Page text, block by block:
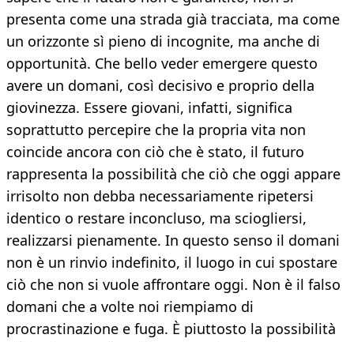
presenta come una strada già tracciata, ma come
un orizzonte sì pieno di incognite, ma anche di
opportunità. Che bello veder emergere questo
avere un domani, così decisivo e proprio della
giovinezza. Essere giovani, infatti, significa
soprattutto percepire che la propria vita non
coincide ancora con ciò che è stato, il futuro
rappresenta la possibilità che ciò che oggi appare
irrisolto non debba necessariamente ripetersi
identico o restare inconcluso, ma sciogliersi,
realizzarsi pienamente. In questo senso il domani
non è un rinvio indefinito, il luogo in cui spostare
ciò che non si vuole affrontare oggi. Non è il falso
domani che a volte noi riempiamo di
procrastinazione e fuga. È piuttosto la possibilità